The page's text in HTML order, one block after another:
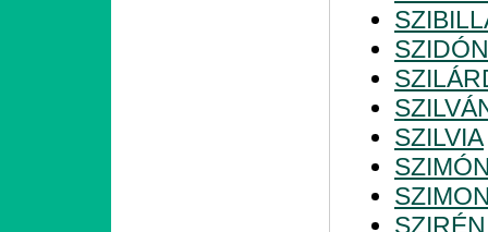
SZILVIA
SZIRÉN